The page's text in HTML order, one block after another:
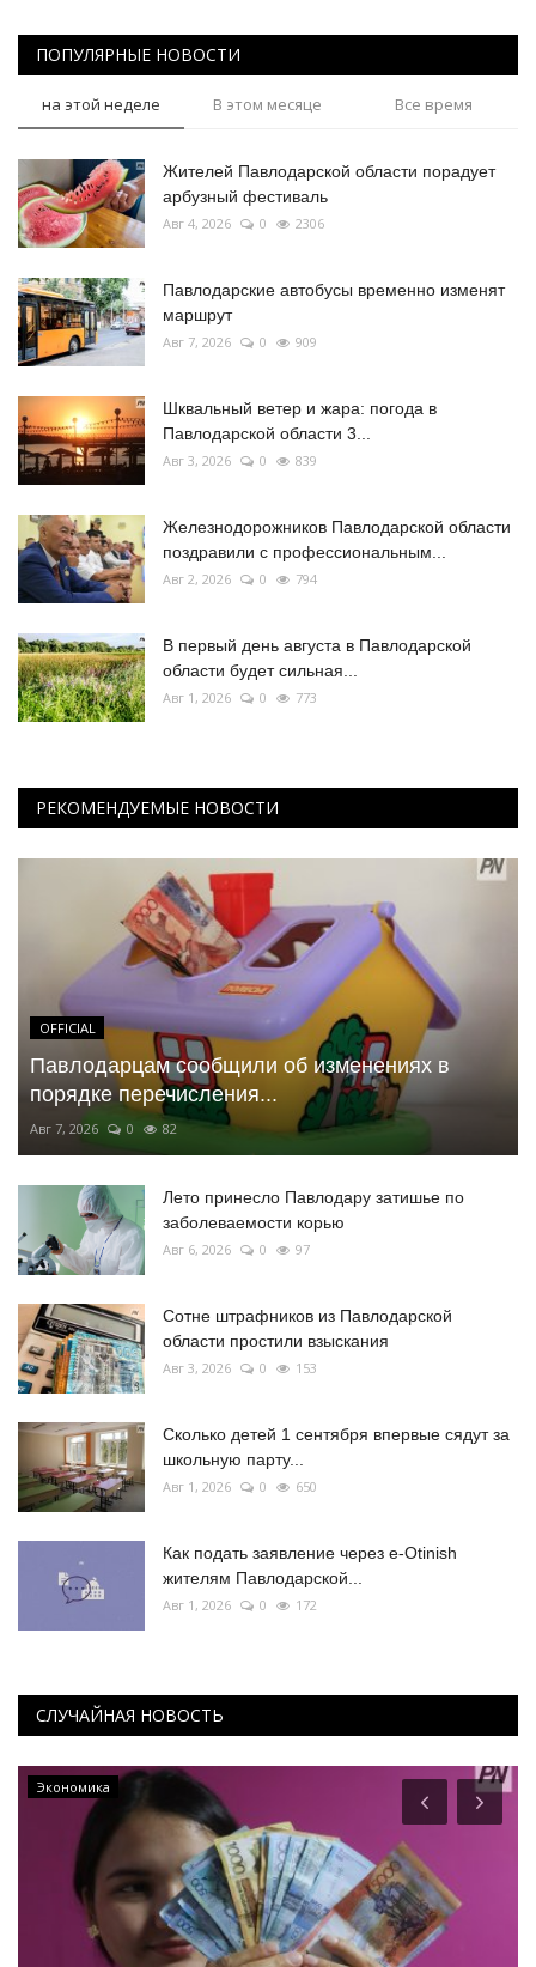
Қазақша Русский
ПОПУЛЯРНЫЕ НОВОСТИ
на этой неделе В этом месяце Все время
Жителей Павлодарской области порадует
арбузный фестиваль
Авг 4, 2026 0 2306
Павлодарские автобусы временно изменят
маршрут
Авг 7, 2026 0 909
Шквальный ветер и жара: погода в
Павлодарской области 3...
Авг 3, 2026 0 839
Железнодорожников Павлодарской области
поздравили с профессиональным...
Авг 2, 2026 0 794
В первый день августа в Павлодарской
области будет сильная...
Авг 1, 2026 0 773
РЕКОМЕНДУЕМЫЕ НОВОСТИ
OFFICIAL
Павлодарцам сообщили об изменениях в
порядке перечисления...
Авг 7, 2026 0 82
Лето принесло Павлодару затишье по
заболеваемости корью
Авг 6, 2026 0 97
Сотне штрафников из Павлодарской
области простили взыскания
Авг 3, 2026 0 153
Сколько детей 1 сентября впервые сядут за
школьную парту...
Авг 1, 2026 0 650
Как подать заявление через e-Otinish
жителям Павлодарской...
Авг 1, 2026 0 172
СЛУЧАЙНАЯ НОВОСТЬ
Экономика